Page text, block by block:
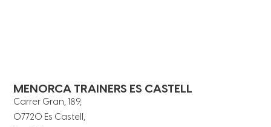
MENORCA TRAINERS ES CASTELL
Carrer Gran, 189,
07720 Es Castell,